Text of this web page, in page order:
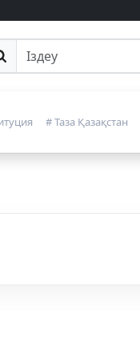
іздеу
# Таза Қазақстан